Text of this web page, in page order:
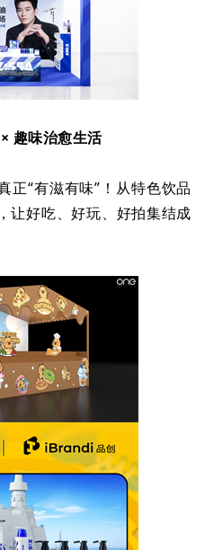
趣味治愈生活
正“有滋有味”！从特色饮品
让好吃、好玩、好拍集结成